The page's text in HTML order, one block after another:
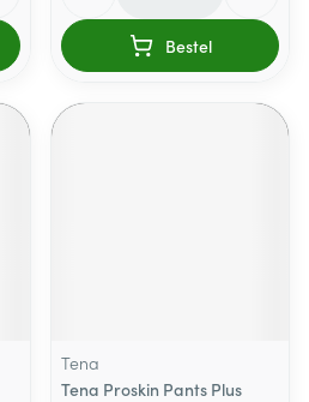
Bestel
Tena
Tena Proskin Pants Plus